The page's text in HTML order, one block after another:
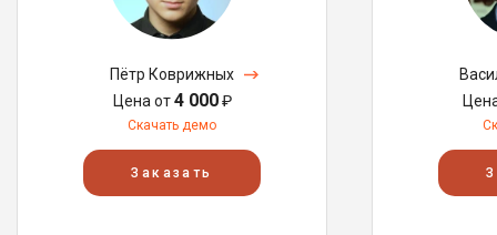
Пётр Коврижных
Цена от4 000₽
Скачать демо
Заказать